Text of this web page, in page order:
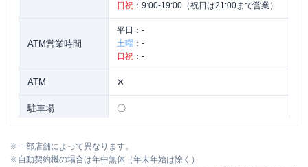
日祝 ： 9:00-19:00（祝日は21:00まで営業）
ATM営業時間
平日： -
土曜 ： -
日祝 ： -
ATM ✕
駐車場 〇
※一部店舗によって異なります。
※自動契約機の場合は年中無休（年末年始は除く）